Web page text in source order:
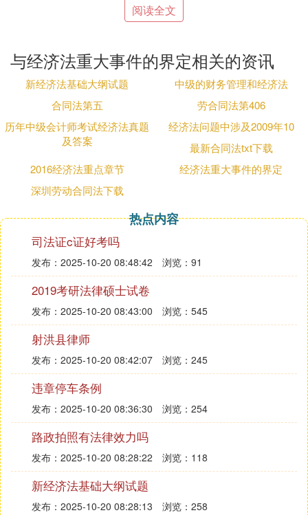
伙与退伙的种类及责任。
件、注册资本、出资方式、出资期限的具体规定，把
握合营企业的组织形式、组织机构及财务报表的种
类。比较合作企业的性质。设立条件、组织形式、组
织机构的特殊性，以及我国允许外方合作者先行收回
投资的条件和方式。把握外资企业在投资人、设立条
件。审批期限。出资方式、出资期限、组织形式上的
特殊规定。由于部分外商投资企业的组织形式为有限
责任公司，故考试时，应注意其与公司法的结轮汪嫌
合运用问题。
第五章本章重点把握破产界限的要点，我国规定对部
分企业不予宣告破产的法定情形，破产申请人和应提
供的证据材料，破产保全和破产开始的效力。理解债
权人会议的特点、职责权限、和解与整顿制度的主要
内容。特别注意记忆理解破产宣告的3种情况。破产
企业的留守人员，破产财产的内容及界定方式，破产
债权的范围，别除权、抵销权、撤销权的特点和内
容，破产费用的内容以及破产财产的清偿顺序，《通
知》和《补充通知》关于破产救济的主要规定。
第六章本章重点理解票据和票据法的法律特征，记忆
理解汇票的种类，出票的性质以及对收款人、付款
人、出票人具有的不同法律效力
事项和相对应记载事陵旦项，背书应记载的事项，背
书的效力，禁止背书的要求，承兑提示及承兑事项的
记载方法，保证的记载事项及保证的责任和权利，汇
票的付款提示和追索权的行使原因、行使程序及对
阅读全文
与经济法重大事件的界定相关的资讯
新经济法基础大纲试题
中级的财务管理和经济法
合同法第五
劳合同法第406
历年中级会计师考试经济法真题
及答案
经济法问题中涉及2009年10
最新合同法txt下载
2016经济法重点章节
经济法重大事件的界定
深圳劳动合同法下载
热点内容
司法证c证好考吗
发布：2025-10-20 08:48:42 浏览：91
2019考研法律硕士试卷
发布：2025-10-20 08:43:00 浏览：545
射洪县律师
发布：2025-10-20 08:42:07 浏览：245
违章停车条例
发布：2025-10-20 08:36:30 浏览：254
路政拍照有法律效力吗
发布：2025-10-20 08:28:22 浏览：118
新经济法基础大纲试题
发布：2025-10-20 08:28:13 浏览：258